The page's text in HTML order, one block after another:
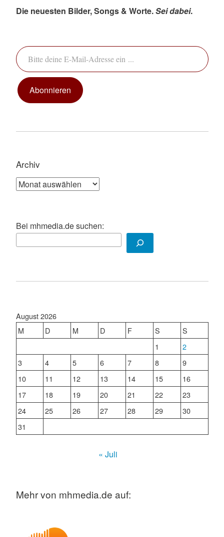
Die neuesten Bilder, Songs & Worte.Sei dabei.
Bitte deine E-Mail-Adresse ein ...
Abonnieren
Archiv
Archiv
Bei mhmedia.de suchen:
August 2026
M
D M D F S
S
1
2
3
4 5 6 7 8
9
10
11 12 13 14 15
16
17
18 19 20 21 22
23
24
25 26 27 28 29
30
31
« Juli
Mehr von mhmedia.de auf: